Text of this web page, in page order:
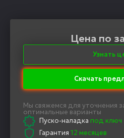
Цена по
Узнать
Скачать
Мы свяжемся для уточнения
оптимальные варианты
Пуско-наладка под ключ
Гарантия 12 месяцев